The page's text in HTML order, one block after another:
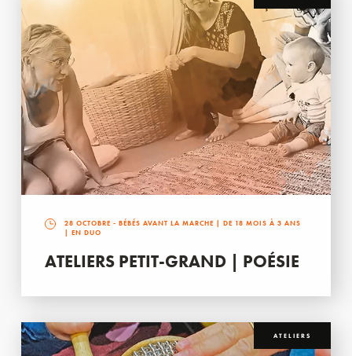
28 OCTOBRE - BÉBÉS AVANT LA MARCHE | DE 18 MOIS À 3 ANS
| EN DUO
ATELIERS PETIT-GRAND | POÉSIE
ATELIERS